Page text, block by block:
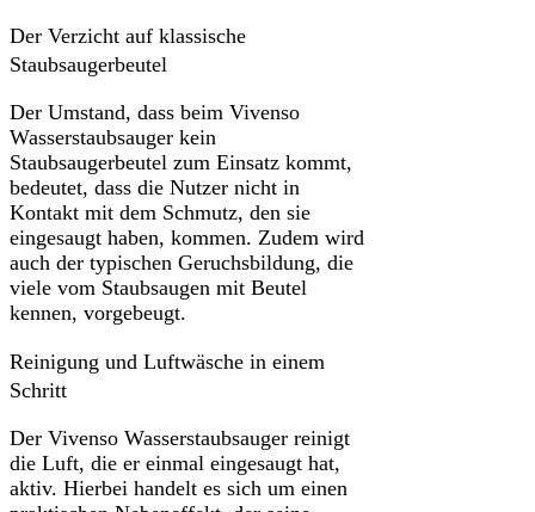
Der Verzicht auf klassische
Staubsaugerbeutel
Der Umstand, dass beim Vivenso
Wasserstaubsauger kein
Staubsaugerbeutel zum Einsatz kommt,
bedeutet, dass die Nutzer nicht in
Kontakt mit dem Schmutz, den sie
eingesaugt haben, kommen. Zudem wird
auch der typischen Geruchsbildung, die
viele vom Staubsaugen mit Beutel
kennen, vorgebeugt.
Reinigung und Luftwäsche in einem
Schritt
Der Vivenso Wasserstaubsauger reinigt
die Luft, die er einmal eingesaugt hat,
aktiv. Hierbei handelt es sich um einen